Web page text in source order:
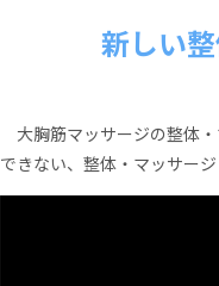
新しい
大胸筋マッサージの整体
できない、整体・マッサージ